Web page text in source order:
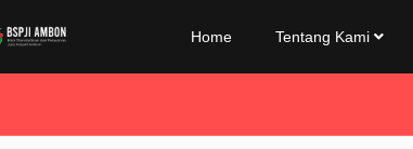
Home Tentang Kami